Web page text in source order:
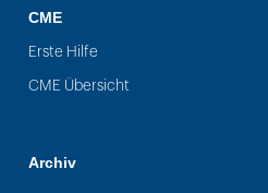
CME
Erste Hilfe
CME Übersicht
Archiv